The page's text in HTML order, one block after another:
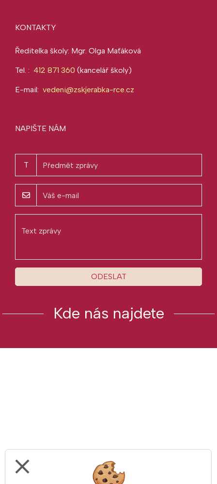
KONTAKTY
Ředitelka školy: Mgr. Olga Maťáková
Tel. : 412 871 360 (kancelář školy)
E-mail: vedeni@zskjerabka-rce.cz
NAPIŠTE NÁM
T
ODESLAT
Kde nás najdete
close